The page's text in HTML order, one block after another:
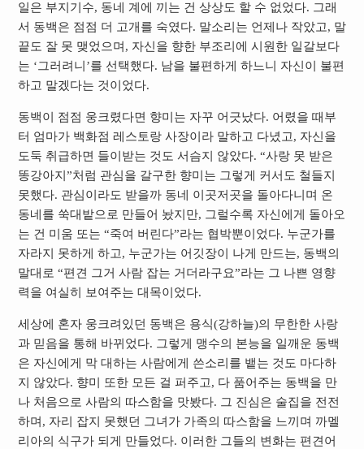
일은 부지기수, 동네 계에 끼는 건 상상도 할 수 없었다. 그래
서 동백은 점점 더 고개를 숙였다. 말소리는 언제나 작았고, 말
끝도 잘 못 맺었으며, 자신을 향한 부조리에 시원한 일갈보다
는 ‘그러려니’를 선택했다. 남을 불편하게 하느니 자신이 불편
하고 말겠다는 것이었다.
동백이 점점 웅크렸다면 향미는 자꾸 어긋났다. 어렸을 때부
터 엄마가 백화점 레스토랑 사장이라 말하고 다녔고, 자신을
도둑 취급하면 들이받는 것도 서슴지 않았다. “사랑 못 받은
똥강아지”처럼 관심을 갈구한 향미는 그렇게 커서도 철들지
못했다. 관심이라도 받을까 동네 이곳저곳을 돌아다니며 온
동네를 쑥대밭으로 만들어 놨지만, 그럴수록 자신에게 돌아오
는 건 미움 또는 “죽여 버린다”라는 협박뿐이었다. 누군가를
자라지 못하게 하고, 누군가는 어깃장이 나게 만드는, 동백의
말대로 “편견 그거 사람 잡는 거더라구요”라는 그 나쁜 영향
력을 여실히 보여주는 대목이었다.
세상에 혼자 웅크려있던 동백은 용식(강하늘)의 무한한 사랑
과 믿음을 통해 바뀌었다. 그렇게 맹수의 본능을 일깨운 동백
은 자신에게 막 대하는 사람에게 쓴소리를 뱉는 것도 마다하
지 않았다. 향미 또한 모든 걸 퍼주고, 다 품어주는 동백을 만
나 처음으로 사람의 따스함을 맛봤다. 그 진심은 술집을 전전
하며, 자리 잡지 못했던 그녀가 가족의 따스함을 느끼며 까멜
리아의 식구가 되게 만들었다. 이러한 그들의 변화는 편견어